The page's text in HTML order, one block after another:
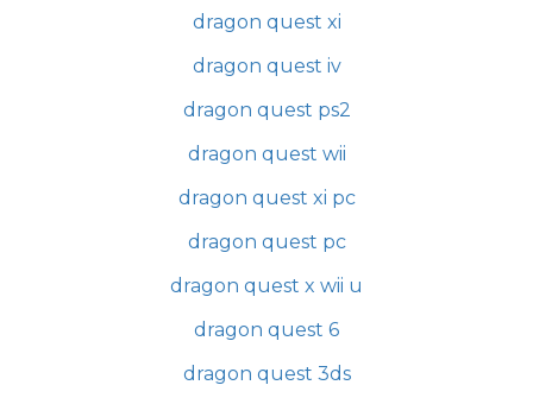
dragon quest xi
dragon quest iv
dragon quest ps2
dragon quest wii
dragon quest xi pc
dragon quest pc
dragon quest x wii u
dragon quest 6
dragon quest 3ds